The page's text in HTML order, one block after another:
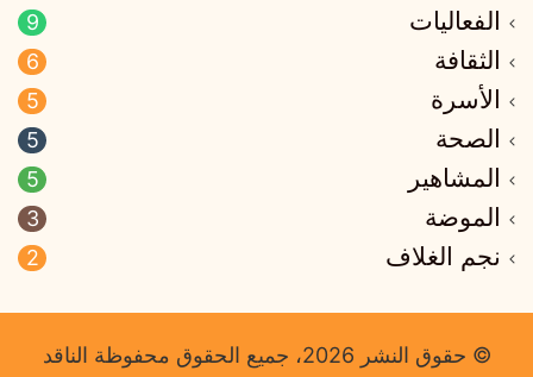
الفعاليات 9
الثقافة 6
الأسرة 5
الصحة 5
المشاهير 5
الموضة 3
نجم الغلاف 2
© حقوق النشر 2026، جميع الحقوق محفوظة الناقد